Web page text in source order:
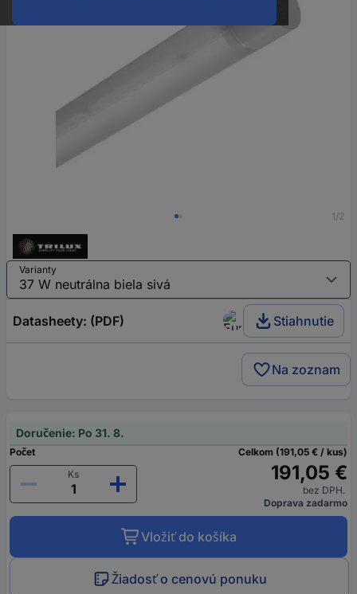
1/2
Varianty
Datasheety: (PDF) Stiahnutie
Na zoznam
Doručenie: Po 31. 8.
Počet
Ks
Celkom (191,05 € / kus)
191,05 €
bez DPH.
Doprava zadarmo
Vložiť do košíka
Žiadosť o cenovú ponuku